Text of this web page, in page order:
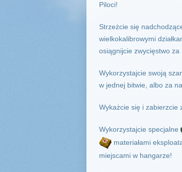
Piloci!
Strzeżcie się
wielkokalibrowymi
osiągnijcie zwycięstwo za
Wykorzystajcie swoją
w jednej bitwie, albo za
Wykażcie się i zabierzcie
Wykorzystajcie specjalne
materiałami
miejscami w hangarze!